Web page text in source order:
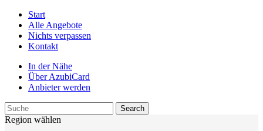
Start
Alle Angebote
Nichts verpassen
Kontakt
In der Nähe
Über AzubiCard
Anbieter werden
Region wählen